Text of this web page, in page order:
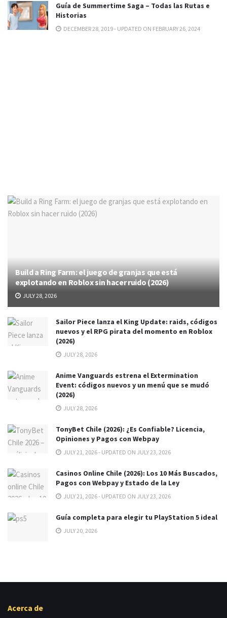
Guía de Summertime Saga – Todas las Rutas e
Historias
DECEMBER 28, 2019 - UPDATED ON FEBRUARY 26, 2024
Build a Ring Farm: el juego de granjas que está
explotando en Roblox sin hacer ruido (2026)
JULY 28, 2026
Sailor Piece lanza el King Update: raids, códigos
nuevos y el RPG pirata del momento en Roblox
(2026)
JULY 28, 2026
Anime Vanguards estrena el Extermination
Event: códigos nuevos y un menú que se mudó
(2026)
JULY 28, 2026
TonyBet Chile (2026): ¿Es Confiable? Licencia,
Opiniones y Pagos con Webpay
JULY 21, 2026 - UPDATED ON JULY 23, 2026
Casinos Online Chile (2026): Los 10 Más Buscados,
Pagos con Webpay y Estado de la Ley
JULY 21, 2026 - UPDATED ON JULY 23, 2026
Guía completa para elegir tu PlayStation 5 ideal
JULY 20, 2026
Acerca de